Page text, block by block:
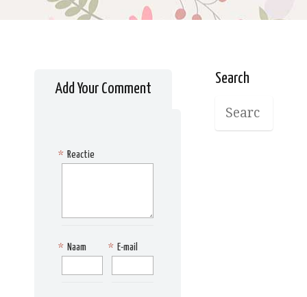
Add Your Comment
Reactie
*
Naam
* E-mail
*
Search